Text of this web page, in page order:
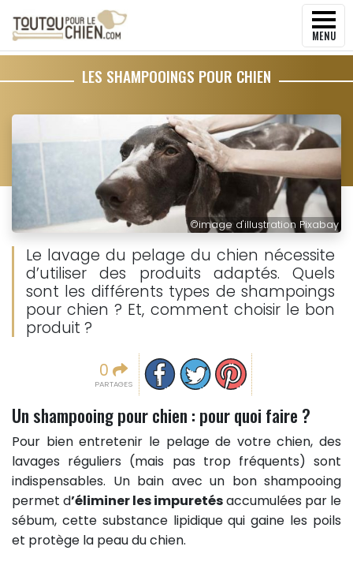
MENU
LES SHAMPOOINGS POUR CHIEN
©image d'illustration Pixabay
Le lavage du pelage du chien nécessite
d’utiliser des produits adaptés. Quels
sont les différents types de shampoings
pour chien ? Et, comment choisir le bon
produit ?
0
PARTAGES
Partager sur facebook
Partager sur Twitter
Epingler sur Pinterest
Un shampooing pour chien : pour quoi faire ?
Pour bien entretenir le pelage de votre chien, des
lavages réguliers (mais pas trop fréquents) sont
indispensables. Un bain avec un bon shampooing
permet d’éliminer les impuretésaccumulées par le
sébum, cette substance lipidique qui gaine les poils
et protège la peau du chien.